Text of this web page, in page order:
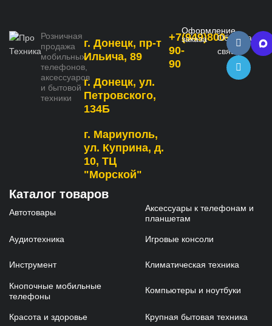
Розничная
продажа
мобильных
телефонов,
аксессуаров
и бытовой
техники
г. Донецк, пр-т
Ильича, 89
г. Донецк, ул.
Петровского,
134Б
г. Мариуполь,
ул. Куприна, д.
10, ТЦ
"Морской"
+7(949)800-
90-
90
Оформление
заказа
Обратная
связь
Каталог товаров
Автотовары
Аксессуары к телефонам и
планшетам
Аудиотехника Игровые консоли
Инструмент Климатическая техника
Кнопочные мобильные
телефоны
Компьютеры и ноутбуки
Красота и здоровье Крупная бытовая техника